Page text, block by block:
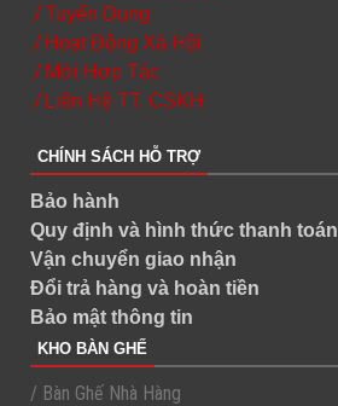
./ Tuyển Dụng
./ Hoạt Động Xã Hội
./ Mời Hợp Tác
./ Liên Hệ TT. CSKH
CHÍNH SÁCH HỖ TRỢ
Bảo hành
Quy định và hình thức thanh toán
Vận chuyển giao nhận
Đổi trả hàng và hoàn tiền
Bảo mật thông tin
KHO BÀN GHẾ
/ Bàn Ghế Nhà Hàng